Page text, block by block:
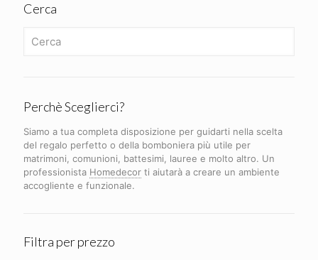
Cerca
Perchè Sceglierci?
Siamo a tua completa disposizione per guidarti nella scelta
del regalo perfetto o della bomboniera più utile per
matrimoni, comunioni, battesimi, lauree e molto altro. Un
professionista Homedecor ti aiutarà a creare un ambiente
accogliente e funzionale.
Filtra per prezzo